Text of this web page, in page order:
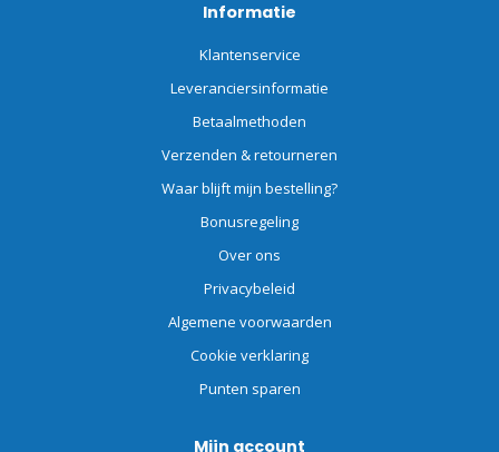
Informatie
Klantenservice
Leveranciersinformatie
Betaalmethoden
Verzenden & retourneren
Waar blijft mijn bestelling?
Bonusregeling
Over ons
Privacybeleid
Algemene voorwaarden
Cookie verklaring
Punten sparen
Mijn account